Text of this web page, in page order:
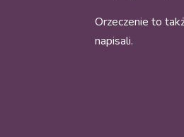
Orzeczenie to
napisali.